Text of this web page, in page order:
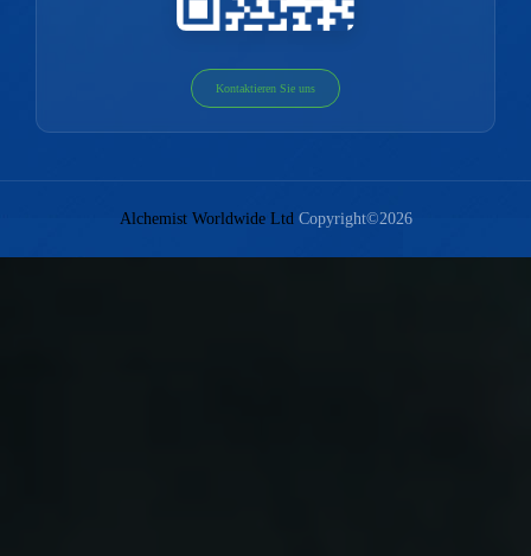
Kontaktieren Sie uns
Alchemist Worldwide Ltd Copyright©2026